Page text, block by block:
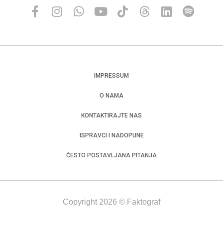
IMPRESSUM
O NAMA
KONTAKTIRAJTE NAS
ISPRAVCI I NADOPUNE
ČESTO POSTAVLJANA PITANJA
Copyright 2026 © Faktograf